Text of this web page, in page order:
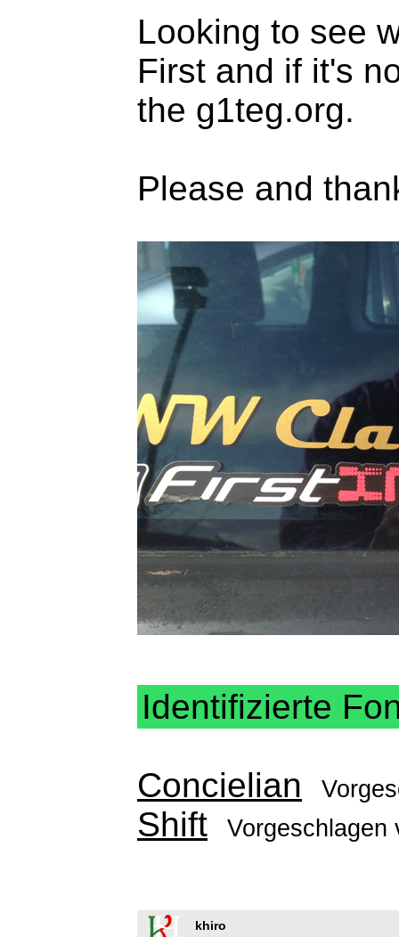
Looking to see
First and if it's
the g1teg.org.
Please and
Identifizierte
Concielian
Shift
khiro